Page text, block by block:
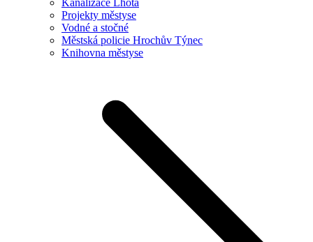
Kanalizace Lhota
Projekty městyse
Vodné a stočné
Městská policie Hrochův Týnec
Knihovna městyse